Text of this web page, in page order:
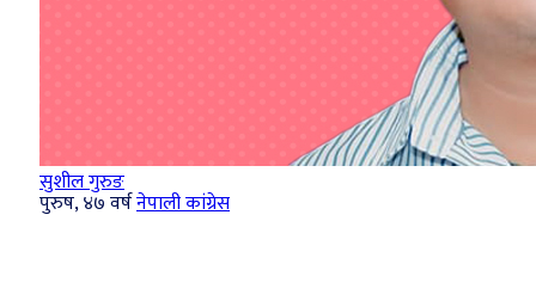
सुशील गुरुङ
पुरुष, ४७ वर्षनेपाली कांग्रेस